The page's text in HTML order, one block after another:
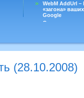
WebM AddUrl
«загона»
Google
Существует
(28.10.2008)